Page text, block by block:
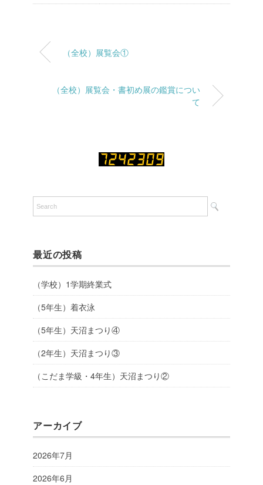
（全校）展覧会①
（全校）展覧会・書初め展の鑑賞につい
て
最近の投稿
（学校）1学期終業式
（5年生）着衣泳
（5年生）天沼まつり④
（2年生）天沼まつり③
（こだま学級・4年生）天沼まつり②
アーカイブ
2026年7月
2026年6月